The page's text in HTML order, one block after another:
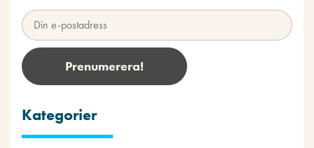
Kategorier